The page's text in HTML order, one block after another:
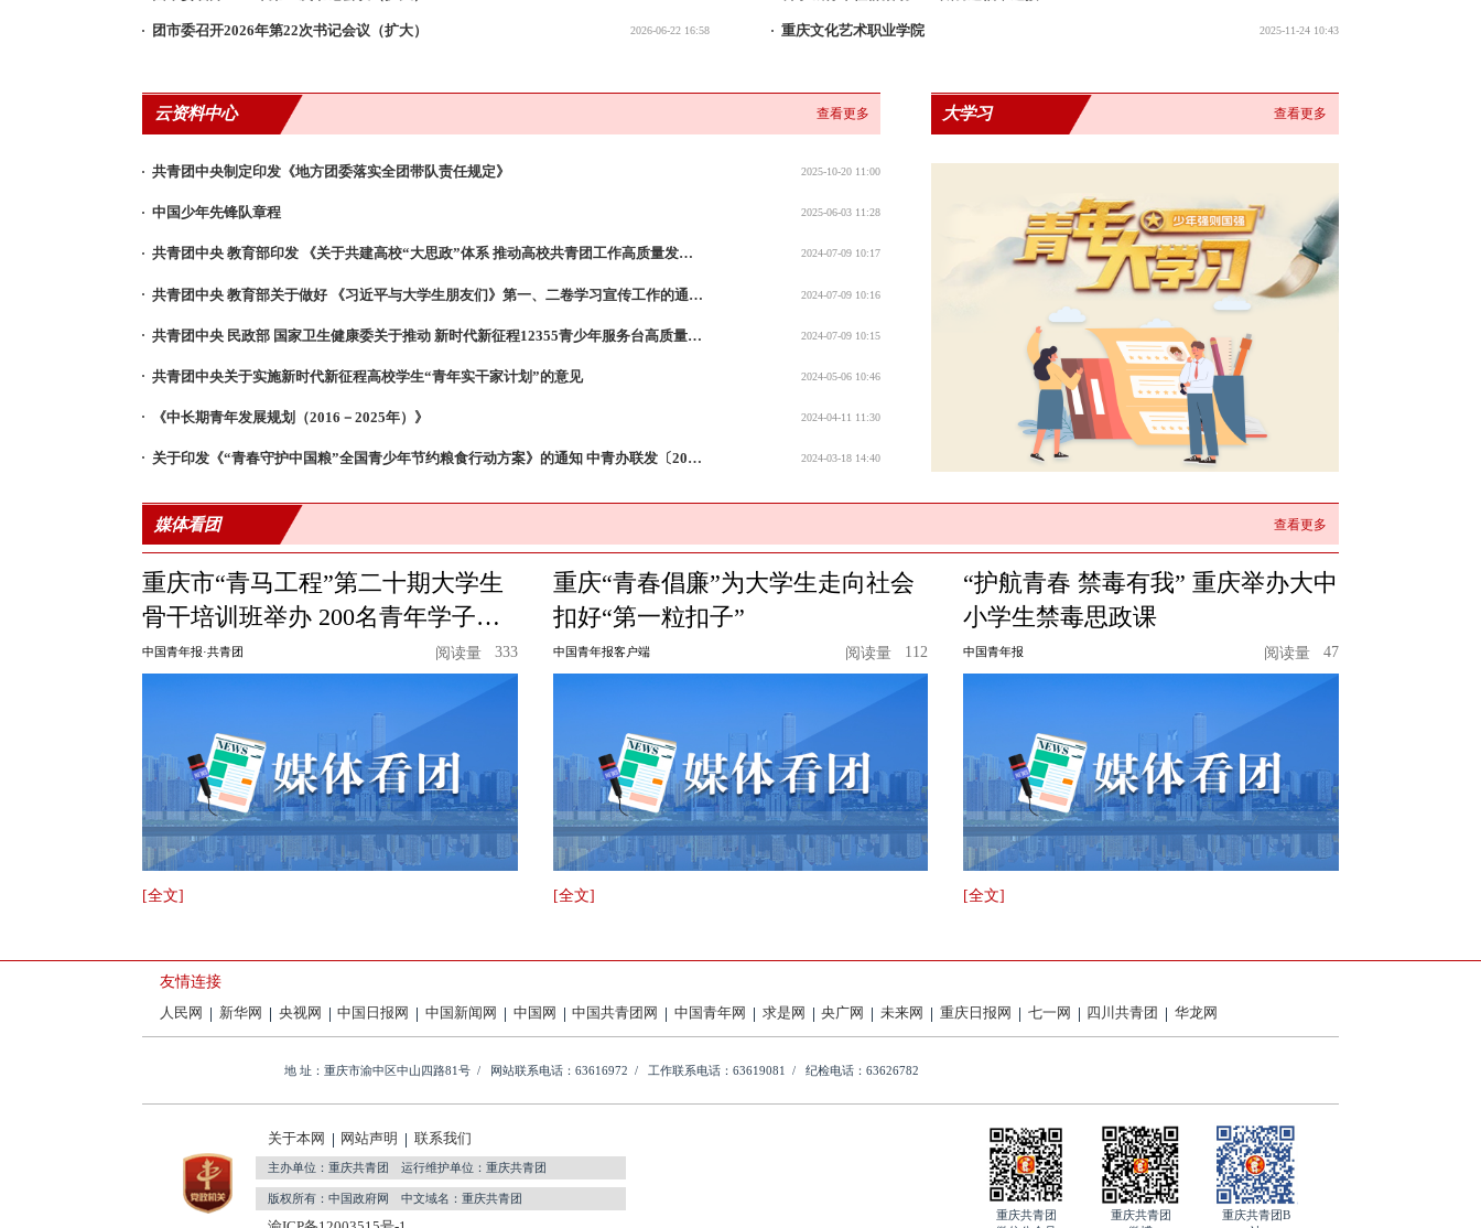
和习近平总书记重要讲话重要指示精神
团市委召开2026年第22次书记会议（扩大）
2026-06-22 16:58
重庆文化艺术职业学院
2025-11-24 10:43
云资料中心 查看更多
共青团中央制定印发《地方团委落实全团带队责任规定》 2025-10-20 11:00
中国少年先锋队章程 2025-06-03 11:28
共青团中央 教育部印发 《关于共建高校“大思政”体系 推动高校共青团工作高质量发展的实施意见》的通知 中青联发〔2024〕6号 2024-07-09 10:17
共青团中央 教育部关于做好 《习近平与大学生朋友们》第一、二卷学习宣传工作的通知 中青联发〔2024〕5号 2024-07-09 10:16
共青团中央 民政部 国家卫生健康委关于推动 新时代新征程12355青少年服务台高质量发展的意见 中青联发〔2024〕4号 2024-07-09 10:15
共青团中央关于实施新时代新征程高校学生“青年实干家计划”的意见 2024-05-06 10:46
《中长期青年发展规划（2016－2025年）》 2024-04-11 11:30
关于印发《“青春守护中国粮”全国青少年节约粮食行动方案》的通知 中青办联发〔2024〕2号 2024-03-18 14:40
大学习 查看更多
媒体看团 查看更多
重庆市“青马工程”第二十期大学生
骨干培训班举办 200名青年学子参
加
中国青年报·共青团 阅读量333
[全文]
重庆“青春倡廉”为大学生走向社会
扣好“第一粒扣子”
中国青年报客户端 阅读量 112
[全文]
“护航青春 禁毒有我” 重庆举办大中
小学生禁毒思政课
中国青年报 阅读量 47
[全文]
友情连接
人民网 新华网 央视网 中国日报网 中国新闻网 中国网 中国共青团网 中国青年网 求是网 央广网 未来网 重庆日报网 七一网 四川共青团 华龙网
地 址：重庆市渝中区中山四路81号 / 网站联系电话：63616972 / 工作联系电话：63619081 / 纪检电话：63626782
关于本网 网站声明 联系我们
主办单位：重庆共青团 运行维护单位：重庆共青团
版权所有：中国政府网 中文域名：重庆共青团
重庆共青团
重庆共青团
重庆共青团B